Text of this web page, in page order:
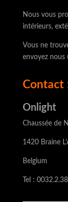
Nous vous
intérieurs,
Vous ne
envoyez nous
Contact
Onlight
Chaussée de
1420 Braine
Belgium
Tel :